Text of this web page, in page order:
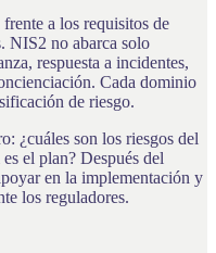
a los requisitos de
NIS2 no abarca solo
respuesta a incidentes,
Cada dominio
de riesgo.
¿cuáles son los riesgos del
el plan? Después del
en la implementación y
los reguladores.